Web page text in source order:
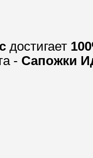
достигает
- Сапожки